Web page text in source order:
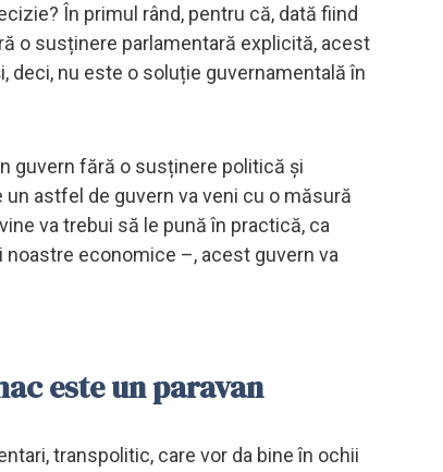
În primul rând, pentru că, dată fiind
o susținere parlamentară explicită, acest
deci, nu este o soluție guvernamentală în
guvern fără o susținere politică și
astfel de guvern va veni cu o măsură
va trebui să le pună în practică, ca
noastre economice –, acest guvern va
este un paravan
transpolitic, care vor da bine în ochii